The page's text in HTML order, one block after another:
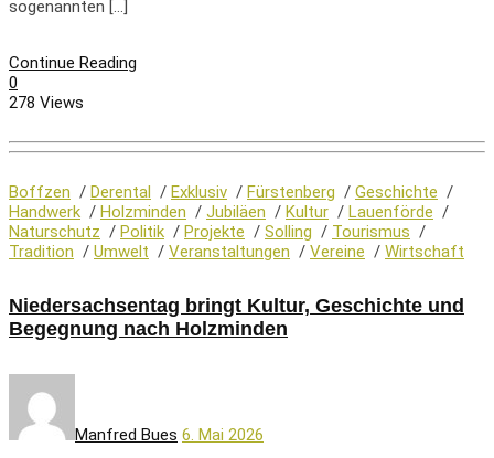
sogenannten […]
Continue Reading
0
278 Views
Boffzen / Derental / Exklusiv / Fürstenberg / Geschichte /
Handwerk / Holzminden / Jubiläen / Kultur / Lauenförde /
Naturschutz / Politik / Projekte / Solling / Tourismus /
Tradition / Umwelt / Veranstaltungen / Vereine / Wirtschaft
Niedersachsentag bringt Kultur, Geschichte und
Begegnung nach Holzminden
Manfred Bues 6. Mai 2026